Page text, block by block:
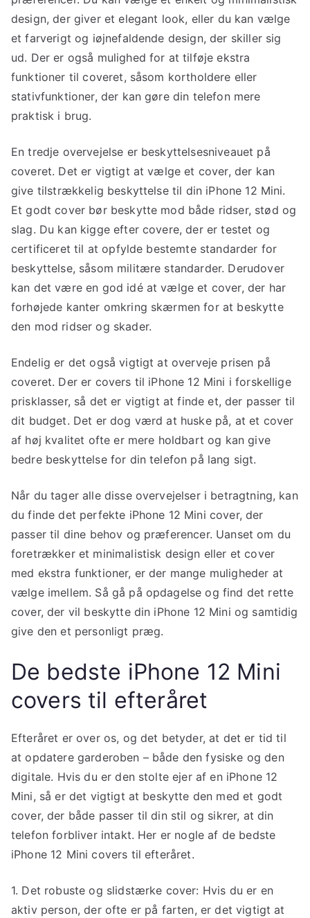
design, der giver et elegant look, eller du kan vælge
et farverigt og iøjnefaldende design, der skiller sig
ud. Der er også mulighed for at tilføje ekstra
funktioner til coveret, såsom kortholdere eller
stativfunktioner, der kan gøre din telefon mere
praktisk i brug.
En tredje overvejelse er beskyttelsesniveauet på
coveret. Det er vigtigt at vælge et cover, der kan
give tilstrækkelig beskyttelse til din iPhone 12 Mini.
Et godt cover bør beskytte mod både ridser, stød og
slag. Du kan kigge efter covere, der er testet og
certificeret til at opfylde bestemte standarder for
beskyttelse, såsom militære standarder. Derudover
kan det være en god idé at vælge et cover, der har
forhøjede kanter omkring skærmen for at beskytte
den mod ridser og skader.
Endelig er det også vigtigt at overveje prisen på
coveret. Der er covers til iPhone 12 Mini i forskellige
prisklasser, så det er vigtigt at finde et, der passer til
dit budget. Det er dog værd at huske på, at et cover
af høj kvalitet ofte er mere holdbart og kan give
bedre beskyttelse for din telefon på lang sigt.
Når du tager alle disse overvejelser i betragtning, kan
du finde det perfekte iPhone 12 Mini cover, der
passer til dine behov og præferencer. Uanset om du
foretrækker et minimalistisk design eller et cover
med ekstra funktioner, er der mange muligheder at
vælge imellem. Så gå på opdagelse og find det rette
cover, der vil beskytte din iPhone 12 Mini og samtidig
give den et personligt præg.
De bedste iPhone 12 Mini
covers til efteråret
Efteråret er over os, og det betyder, at det er tid til
at opdatere garderoben – både den fysiske og den
digitale. Hvis du er den stolte ejer af en iPhone 12
Mini, så er det vigtigt at beskytte den med et godt
cover, der både passer til din stil og sikrer, at din
telefon forbliver intakt. Her er nogle af de bedste
iPhone 12 Mini covers til efteråret.
1. Det robuste og slidstærke cover: Hvis du er en
aktiv person, der ofte er på farten, er det vigtigt at